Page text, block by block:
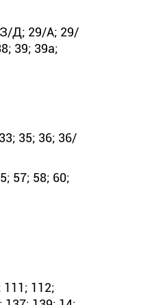
Д; 29/А; 29/
39; 39а;
35; 36; 36/
57; 58; 60;
112;